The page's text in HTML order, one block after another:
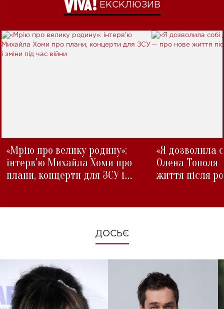
ЕКСКЛЮЗИВ
«Мрію про велику родину»:
інтерв'ю Михайла Хоми про
плани, концерти для ЗСУ і
«Я дозволила
Олена Тополя
життя після
ДОСЬЄ